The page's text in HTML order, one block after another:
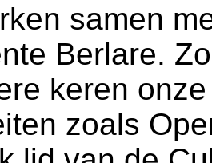
samen
Berlare.
keren
zoals